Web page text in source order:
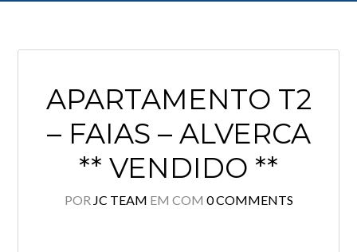
Don't have an account?Create your
account, it takes less than a minute.
Username
Password
APARTAMENTO T2
– FAIAS – ALVERCA
** VENDIDO **
POR JC TEAM EM COM 0 COMMENTS